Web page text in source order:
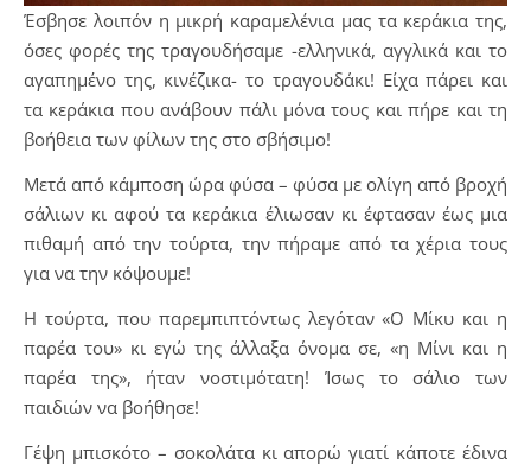
Έσβησε λοιπόν η μικρή καραμελένια μας τα κεράκια της,
όσες φορές της τραγουδήσαμε -ελληνικά, αγγλικά και το
αγαπημένο της, κινέζικα- το τραγουδάκι! Είχα πάρει και
τα κεράκια που ανάβουν πάλι μόνα τους και πήρε και τη
βοήθεια των φίλων της στο σβήσιμο!
Μετά από κάμποση ώρα φύσα – φύσα με ολίγη από βροχή
σάλιων κι αφού τα κεράκια έλιωσαν κι έφτασαν έως μια
πιθαμή από την τούρτα, την πήραμε από τα χέρια τους
για να την κόψουμε!
Η τούρτα, που παρεμπιπτόντως λεγόταν «Ο Μίκυ και η
παρέα του» κι εγώ της άλλαξα όνομα σε, «η Μίνι και η
παρέα της», ήταν νοστιμότατη! Ίσως το σάλιο των
παιδιών να βοήθησε!
Γέψη μπισκότο – σοκολάτα κι απορώ γιατί κάποτε έδινα